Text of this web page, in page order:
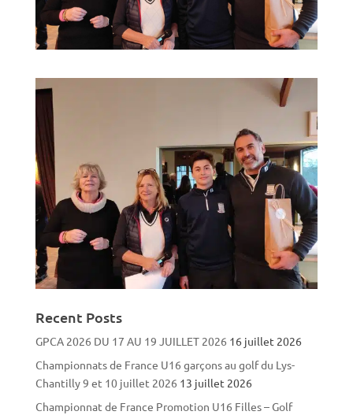
Recent Posts
GPCA 2026 DU 17 AU 19 JUILLET 2026 16 juillet 2026
Championnats de France U16 garçons au golf du Lys-
Chantilly 9 et 10 juillet 2026 13 juillet 2026
Championnat de France Promotion U16 Filles – Golf